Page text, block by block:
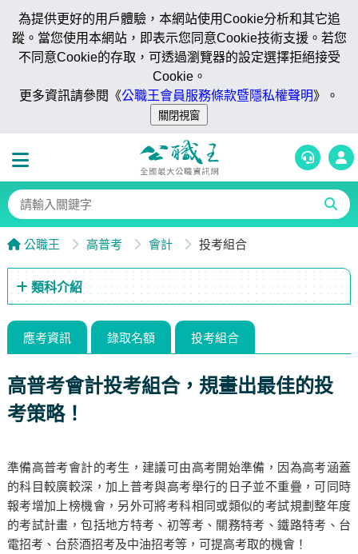
為提供更好的用戶體驗，本網站使用Cookie分析和其它追
蹤。當您使用本網站，即表示您同意Cookie技術支援。若您
不同意Cookie的存取，可透過瀏覽器的設定選擇拒絕接受
Cookie。
更多資訊請參閱《公職王會員服務條款暨隱私權聲明》。
公職王 高普考 會計 投考組合
類科介紹
應考資訊 錄取名額 投考組合
高普考會計投考組合，規畫出最佳的投
考策略！
準備高普考會計的考生，建議可由高考開始準備，因為高考涵蓋
的科目較廣較深，加上普考與高考舉行的日子並不重疊，可同時
報考增加上榜機會，另外可將考科相同或類似的考試規劃整年度
的考試計畫，包括地方特考、初等考、關務特考、鐵路特考、台
電招考、台菸酒招考及中油招考等，可提高考取的機會！